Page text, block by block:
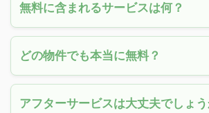
無料に含まれるサービスは何？
どの物件でも本当に無料？
アフターサービスは大丈夫でしょう